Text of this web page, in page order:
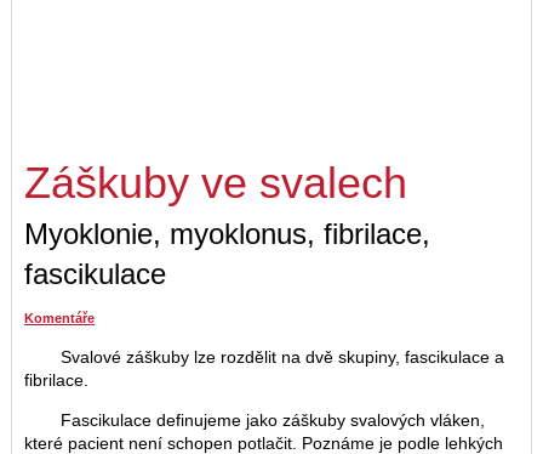
Záškuby ve svalech
Myoklonie, myoklonus, fibrilace,
fascikulace
Komentáře
Svalové záškuby lze rozdělit na dvě skupiny, fascikulace a
fibrilace.
Fascikulace definujeme jako záškuby svalových vláken,
které pacient není schopen potlačit. Poznáme je podle lehkých